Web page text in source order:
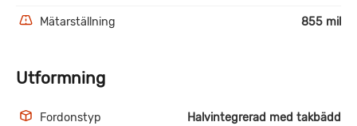
Mätarställning 855 mil
Utformning
Fordonstyp Halvintegrerad med takbädd